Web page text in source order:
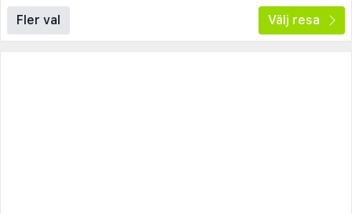
Fler val Välj resa